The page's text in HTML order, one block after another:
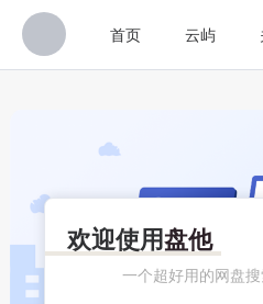
首页 云屿
欢迎使用盘他
一个超好用的网盘